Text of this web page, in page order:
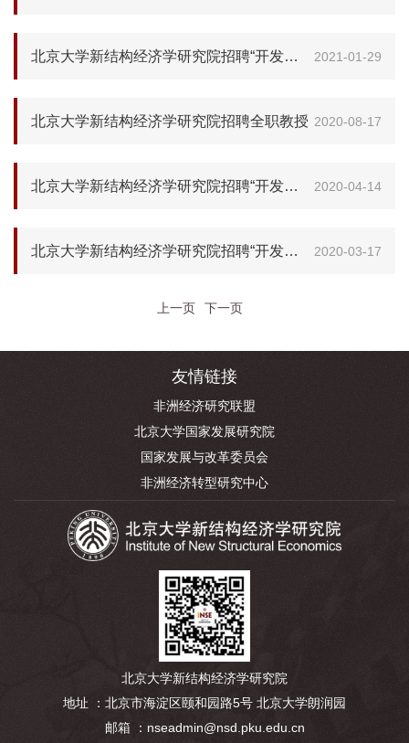
2021-01-29
北京大学新结构经济学研究院招聘“开发性金融研究项目”博士后
2020-08-17
北京大学新结构经济学研究院招聘全职教授
2020-04-14
北京大学新结构经济学研究院招聘“开发性金融研究项目”博士后
2020-03-17
北京大学新结构经济学研究院招聘“开发性金融研究项目”博士后（此轮报名的截止时间为2020年4月5日）
上一页 下一页
友情链接
非洲经济研究联盟
北京大学国家发展研究院
国家发展与改革委员会
非洲经济转型研究中心
北京大学新结构经济学研究院
地址 ：北京市海淀区颐和园路5号 北京大学朗润园
邮箱 ：nseadmin@nsd.pku.edu.cn